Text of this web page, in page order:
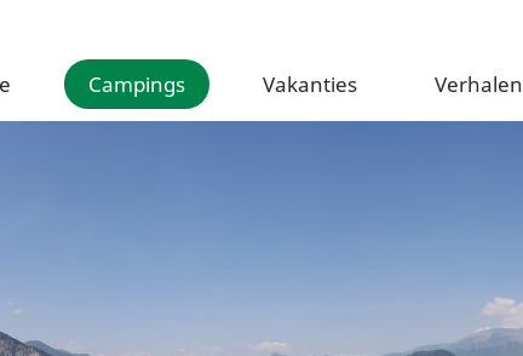
Campings Vakanties Verhalen